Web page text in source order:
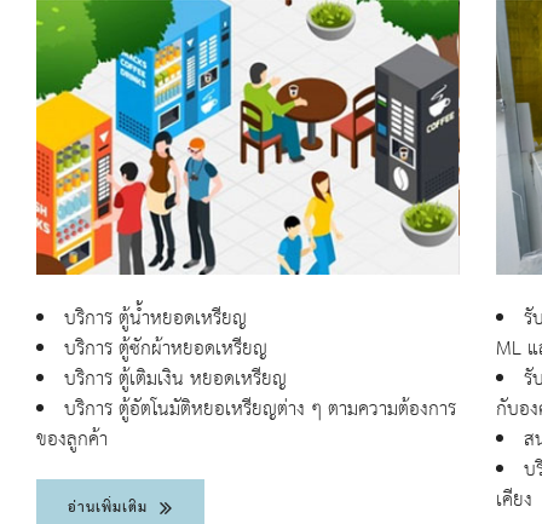
บริการ ตู้น้ำหยอดเหรียญ
บริการ ตู้ซักผ้าหยอดเหรียญ
บริการ ตู้เติมเงิน หยอดเหรียญ
บริการ ตู้อัตโนมัติหยอเหรียญต่าง ๆ ตามความต้องการ
ของลูกค้า
อ่านเพิ่มเติม
รั
ML
รั
กับอ
ส
บ
เคียง